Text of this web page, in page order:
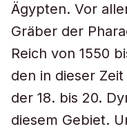
Ägypten. Vor
Gräber der
Reich von 1550
den in dieser
der 18. bis 20.
diesem Gebiet.